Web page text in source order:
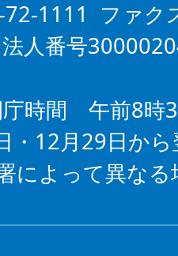
72-1111 ファ
法人番号
庁時間 午前8時
・12月29日か
によって異な